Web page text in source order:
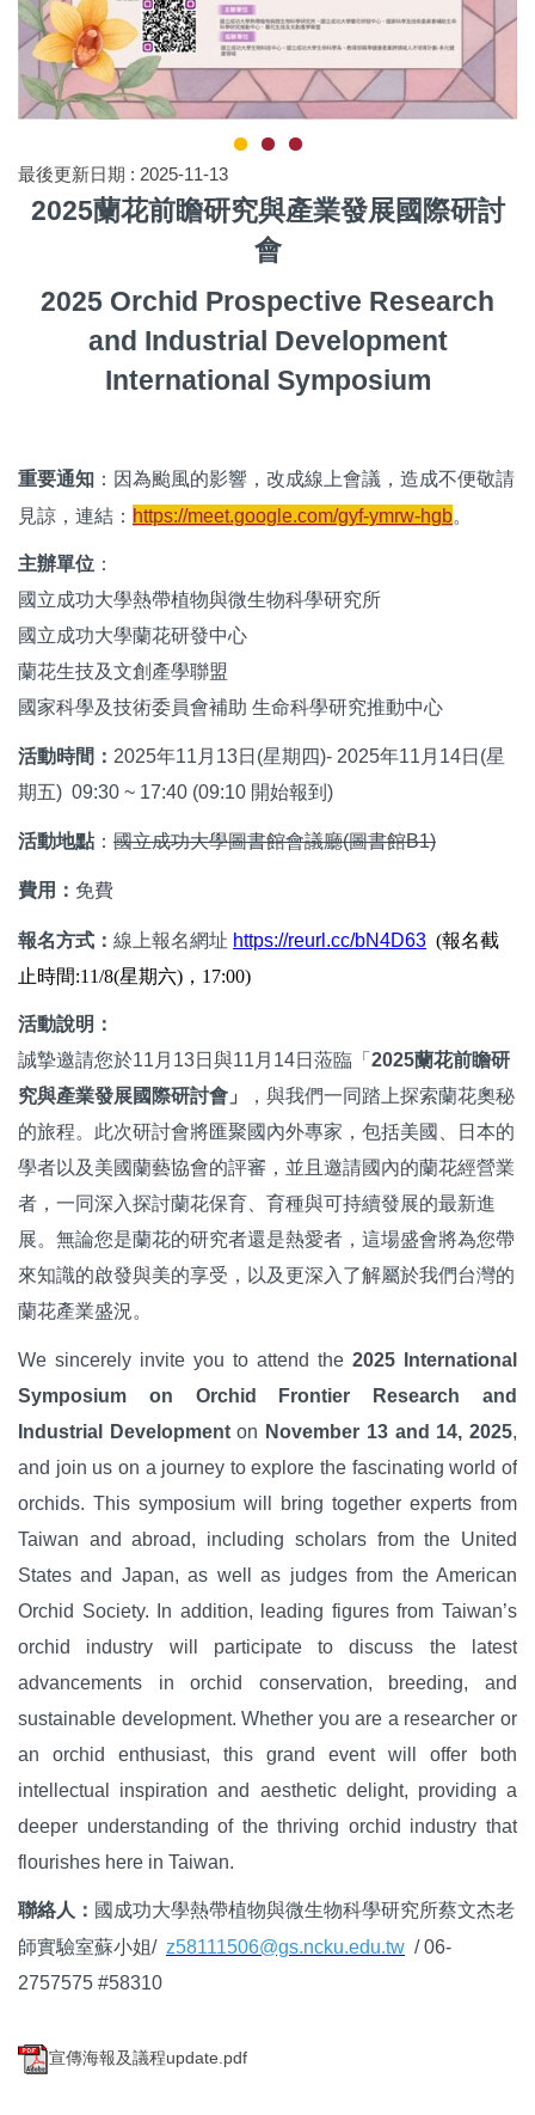
最後更新日期 : 2025-11-13
2025蘭花前瞻研究與產業發展國際研討
會
2025 Orchid Prospective Research
and Industrial Development
International Symposium
重要通知 ： 因為颱風的影響，改成線上會議 ，造成不便敬請
見諒 ， 連結： https://meet.google.com/gyf-ymrw-hgb。
主辦單位 ：
國立成功大學熱帶植物與微生物科學研究所
國立成功大學蘭花研發中心
蘭花生技及文創產學聯盟
國家科學及技術委員會補助 生命科學研究推動中心
活動時間： 2025年11月13日(星期四)- 2025年11月14日(星
期五) 09:30 ~ 17:40 (09:10 開始報到)
活動地點 ： 國立成功大學圖書館會議廳(圖書館B1)
費用： 免費
報名方式： 線上報名網址 https://reurl.cc/bN4D63 (報名截
止時間:11/8(星期六)，17:00)
活動說明：
誠摯邀請您於11月13日與11月14日蒞臨「 2025蘭花前瞻研
究與產業發展國際研討會」
，與我們一同踏上探索蘭花奧秘
的旅程。此次研討會將匯聚國內外專家，包括美國、日本的
學者以及美國蘭藝協會的評審，並且邀請國內的蘭花經營業
者，一同深入探討蘭花保育、育種與可持續發展的最新進
展。無論您是蘭花的研究者還是熱愛者，這場盛會將為您帶
來知識的啟發與美的享受，以及更深入了解屬於我們台灣的
蘭花產業盛況。
We sincerely invite you to attend the 2025 International
Symposium on Orchid Frontier Research and
Industrial Developmenton November 13 and 14, 2025,
and join us on a journey to explore the fascinating world of
orchids. This symposium will bring together experts from
Taiwan and abroad, including scholars from the United
States and Japan, as well as judges from the American
Orchid Society. In addition, leading figures from Taiwan’s
orchid industry will participate to discuss the latest
advancements in orchid conservation, breeding, and
sustainable development. Whether you are a researcher or
an orchid enthusiast, this grand event will offer both
intellectual inspiration and aesthetic delight, providing a
deeper understanding of the thriving orchid industry that
flourishes here in Taiwan.
聯絡人： 國成功大學熱帶植物與微生物科學研究所蔡文杰老
師實驗室蘇小姐/ z58111506@gs.ncku.edu.tw / 06-
2757575 #58310
宣傳海報及議程update.pdf